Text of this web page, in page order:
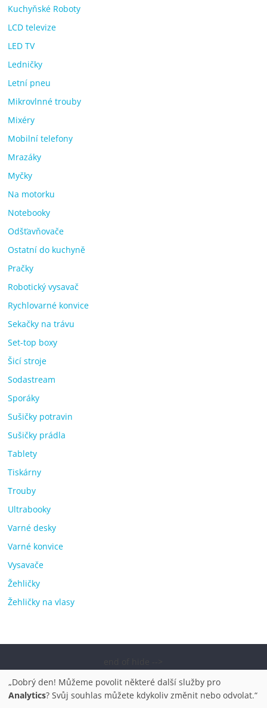
Kuchyňské Roboty
LCD televize
LED TV
Ledničky
Letní pneu
Mikrovlnné trouby
Mixéry
Mobilní telefony
Mrazáky
Myčky
Na motorku
Notebooky
Odšťavňovače
Ostatní do kuchyně
Pračky
Robotický vysavač
Rychlovarné konvice
Sekačky na trávu
Set-top boxy
Šicí stroje
Sodastream
Sporáky
Sušičky potravin
Sušičky prádla
Tablety
Tiskárny
Trouby
Ultrabooky
Varné desky
Varné konvice
Vysavače
Žehličky
Žehličky na vlasy
pračky, televize, notebooky, mobilní telefony, kávovary,
bazény. Všechna práva vyhrazena.
„Dobrý den! Můžeme povolit některé další služby pro
Analytics? Svůj souhlas můžete kdykoliv změnit nebo odvolat.“